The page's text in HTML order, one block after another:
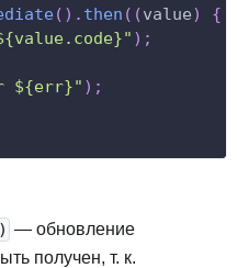
( ) . then ( (value)
{
) ;
${err}" ) ;
— обновление
получен, т. к.